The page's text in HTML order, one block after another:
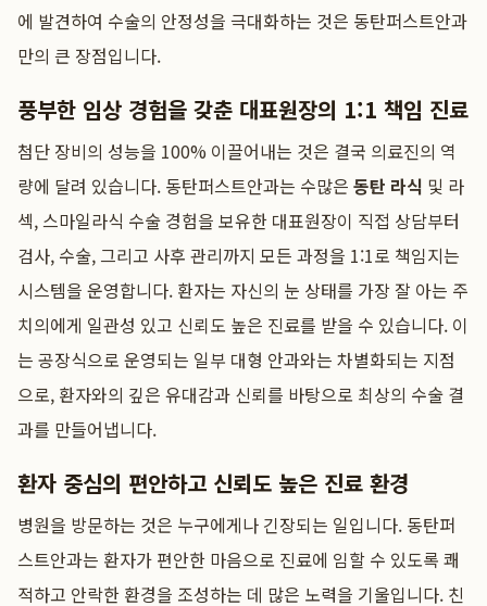
에 발견하여 수술의 안정성을 극대화하는 것은 동탄퍼스트안과
만의 큰 장점입니다.
풍부한 임상 경험을 갖춘 대표원장의 1:1 책임 진료
첨단 장비의 성능을 100% 이끌어내는 것은 결국 의료진의 역
량에 달려 있습니다. 동탄퍼스트안과는 수많은 동탄 라식 및 라
섹, 스마일라식 수술 경험을 보유한 대표원장이 직접 상담부터
검사, 수술, 그리고 사후 관리까지 모든 과정을 1:1로 책임지는
시스템을 운영합니다. 환자는 자신의 눈 상태를 가장 잘 아는 주
치의에게 일관성 있고 신뢰도 높은 진료를 받을 수 있습니다. 이
는 공장식으로 운영되는 일부 대형 안과와는 차별화되는 지점
으로, 환자와의 깊은 유대감과 신뢰를 바탕으로 최상의 수술 결
과를 만들어냅니다.
환자 중심의 편안하고 신뢰도 높은 진료 환경
병원을 방문하는 것은 누구에게나 긴장되는 일입니다. 동탄퍼
스트안과는 환자가 편안한 마음으로 진료에 임할 수 있도록 쾌
적하고 안락한 환경을 조성하는 데 많은 노력을 기울입니다. 친